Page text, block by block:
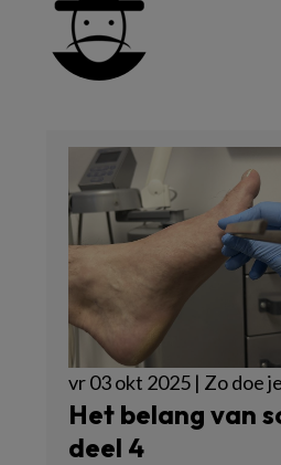
vr 03 okt 2025 | Zo doe
Het belang van
deel 4